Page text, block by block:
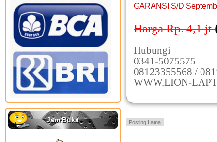
Jam Buka
GARANSI S/D
Harga Rp. 4,1jt
Hubungi
0341-5075575
08123355568 /
WWW.LION-
Posting Lama